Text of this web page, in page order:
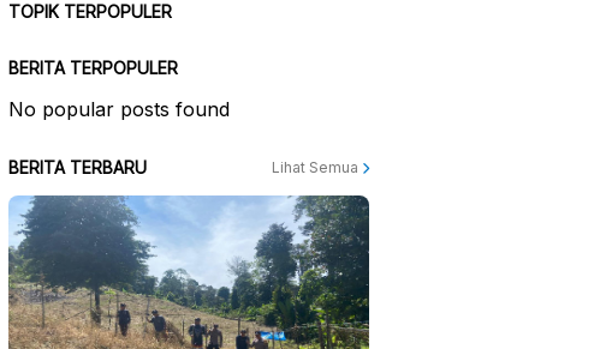
TOPIK TERPOPULER
BERITA TERPOPULER
No popular posts found
BERITA TERBARU Lihat Semua